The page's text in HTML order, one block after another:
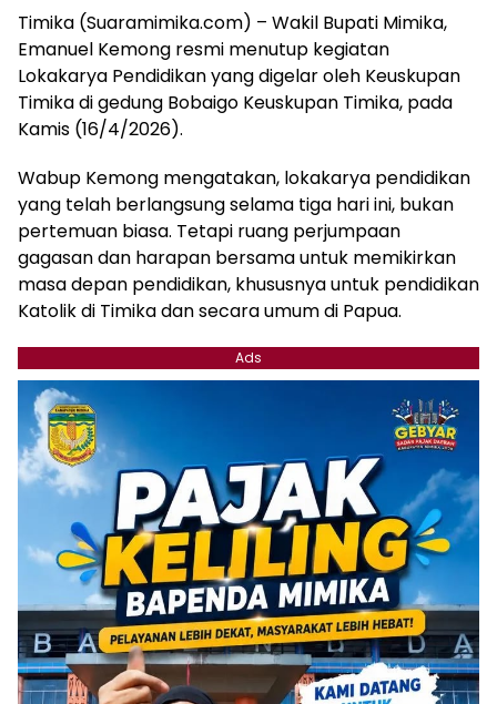
Timika (Suaramimika.com) – Wakil Bupati Mimika,
Emanuel Kemong resmi menutup kegiatan
Lokakarya Pendidikan yang digelar oleh Keuskupan
Timika di gedung Bobaigo Keuskupan Timika, pada
Kamis (16/4/2026).
Wabup Kemong mengatakan, lokakarya pendidikan
yang telah berlangsung selama tiga hari ini, bukan
pertemuan biasa. Tetapi ruang perjumpaan
gagasan dan harapan bersama untuk memikirkan
masa depan pendidikan, khususnya untuk pendidikan
Katolik di Timika dan secara umum di Papua.
Ads